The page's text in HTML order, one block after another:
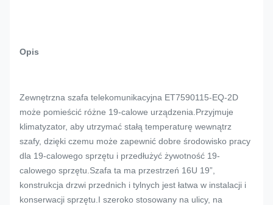
Opis
Zewnętrzna szafa telekomunikacyjna ET7590115-EQ-2D
może pomieścić różne 19-calowe urządzenia.Przyjmuje
klimatyzator, aby utrzymać stałą temperaturę wewnątrz
szafy, dzięki czemu może zapewnić dobre środowisko pracy
dla 19-calowego sprzętu i przedłużyć żywotność 19-
calowego sprzętu.Szafa ta ma przestrzeń 16U 19”,
konstrukcja drzwi przednich i tylnych jest łatwa w instalacji i
konserwacji sprzętu.I szeroko stosowany na ulicy, na